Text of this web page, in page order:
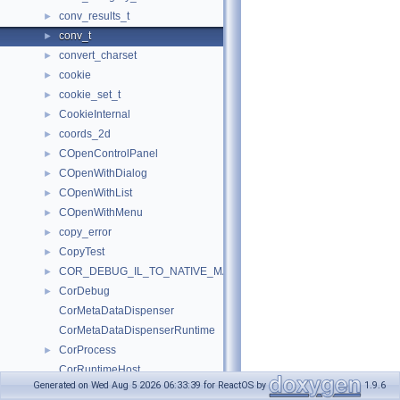
► conv_results_t
► conv_t
► convert_charset
► cookie
► cookie_set_t
► CookieInternal
► coords_2d
► COpenControlPanel
► COpenWithDialog
► COpenWithList
► COpenWithMenu
► copy_error
► CopyTest
► COR_DEBUG_IL_TO_NATIVE_MAP
►
CorDebug
CorMetaDataDispenser
CorMetaDataDispenserRuntime
►
CorProcess
CorRuntimeHost
► cos_table
Generated on Wed Aug 5 2026 06:33:39 for ReactOS by 1.9.6